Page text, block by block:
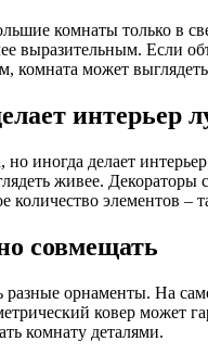
комнаты только в
выразительным. Если
комната может
интерьер
но иногда делает
живее.
количество элементов –
совмещать
орнаменты. На
ковер может
комнату деталями.